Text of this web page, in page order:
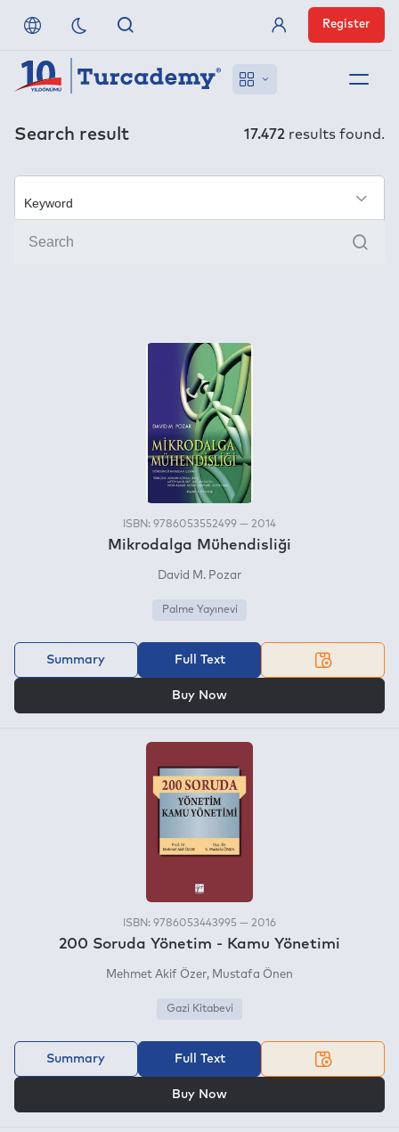
References
Member Login
Register
Search result 17.472 results found.
ISBN: 9786053552499 — 2014
Mikrodalga Mühendisliği
David M. Pozar
Palme Yayınevi
Summary Full Text
Buy Now
ISBN: 9786053443995 — 2016
200 Soruda Yönetim - Kamu Yönetimi
Mehmet Akif Özer Mustafa Önen
Gazi Kitabevi
Summary Full Text
Buy Now